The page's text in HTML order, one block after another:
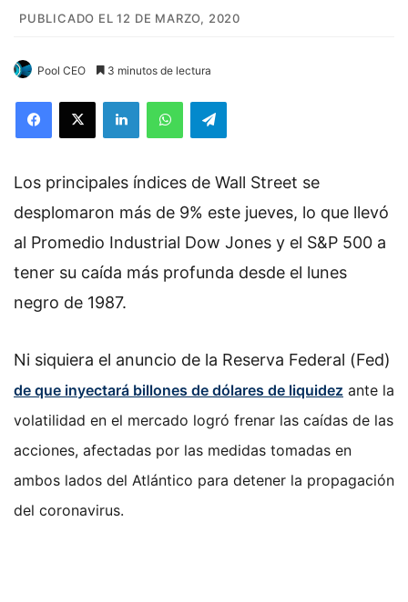
PUBLICADO EL 12 DE MARZO, 2020
Pool CEO 3 minutos de lectura
Los principales índices de Wall Street se
desplomaron más de 9% este jueves, lo que llevó
al Promedio Industrial Dow Jones y el S&P 500 a
tener su caída más profunda desde el lunes
negro de 1987.
Ni siquiera el anuncio de la Reserva Federal (Fed)
de que inyectará billones de dólares de liquidez ante la
volatilidad en el mercado logró frenar las caídas de las
acciones, afectadas por las medidas tomadas en
ambos lados del Atlántico para detener la propagación
del coronavirus.